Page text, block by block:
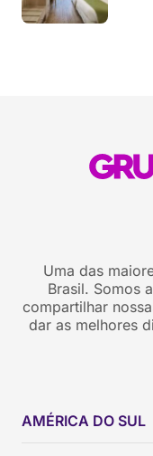
Uma das
Brasil. Somos
compartilhar
dar as melhores
AMÉRICA DO SUL